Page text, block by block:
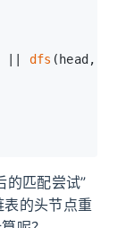
|| dfs (head,
的匹配尝试”
的头节点重